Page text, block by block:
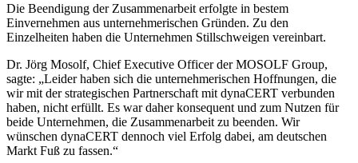
Die Beendigung der Zusammenarbeit erfolgte in bestem
Einvernehmen aus unternehmerischen Gründen. Zu den
Einzelheiten haben die Unternehmen Stillschweigen vereinbart.
Dr. Jörg Mosolf, Chief Executive Officer der MOSOLF Group,
sagte: „Leider haben sich die unternehmerischen Hoffnungen, die
wir mit der strategischen Partnerschaft mit dynaCERT verbunden
haben, nicht erfüllt. Es war daher konsequent und zum Nutzen für
beide Unternehmen, die Zusammenarbeit zu beenden. Wir
wünschen dynaCERT dennoch viel Erfolg dabei, am deutschen
Markt Fuß zu fassen.“